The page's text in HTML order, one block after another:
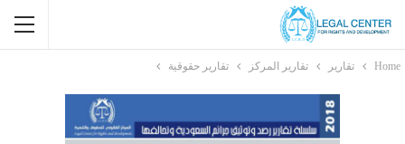
Home تقارير تقارير المركز تقارير حقوقية